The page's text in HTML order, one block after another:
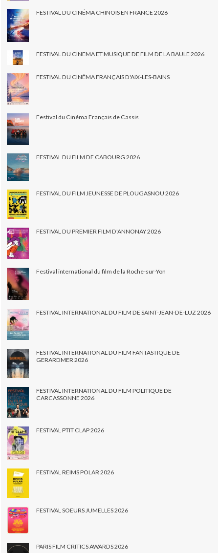
FESTIVAL DU CINÉMA CHINOIS EN FRANCE 2026
FESTIVAL DU CINEMA ET MUSIQUE DE FILM DE LA BAULE 2026
FESTIVAL DU CINÉMA FRANÇAIS D'AIX-LES-BAINS
Festival du Cinéma Français de Cassis
FESTIVAL DU FILM DE CABOURG 2026
FESTIVAL DU FILM JEUNESSE DE PLOUGASNOU 2026
FESTIVAL DU PREMIER FILM D'ANNONAY 2026
Festival international du film de la Roche-sur-Yon
FESTIVAL INTERNATIONAL DU FILM DE SAINT-JEAN-DE-LUZ 2026
FESTIVAL INTERNATIONAL DU FILM FANTASTIQUE DE
GERARDMER 2026
FESTIVAL INTERNATIONAL DU FILM POLITIQUE DE
CARCASSONNE 2026
FESTIVAL PTIT CLAP 2026
FESTIVAL REIMS POLAR 2026
FESTIVAL SOEURS JUMELLES 2026
PARIS FILM CRITICS AWARDS 2026